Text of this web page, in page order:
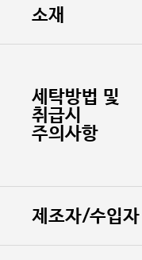
소재
세탁방법 및
취급시
주의사항
제조자/수입자